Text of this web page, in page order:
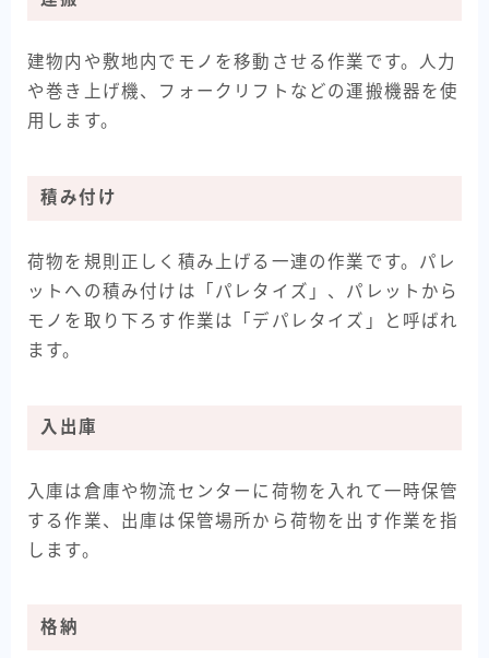
建物内や敷地内でモノを移動させる作業です。人力
や巻き上げ機、フォークリフトなどの運搬機器を使
用します。
積み付け
荷物を規則正しく積み上げる一連の作業です。パレ
ットへの積み付けは「パレタイズ」、パレットから
モノを取り下ろす作業は「デパレタイズ」と呼ばれ
ます。
入出庫
入庫は倉庫や物流センターに荷物を入れて一時保管
する作業、出庫は保管場所から荷物を出す作業を指
します。
格納